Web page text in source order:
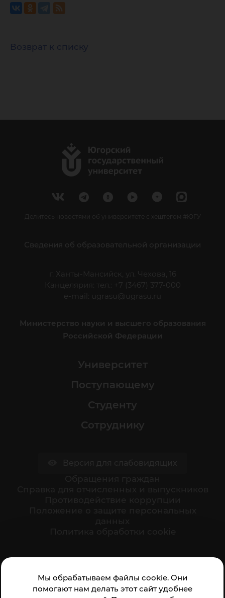
Мы обрабатываем файлы cookie. Они
помогают нам делать этот сайт удобнее
Возврат к списку
Делитесь новостями об университете с хештегом #ЮГУ
Сведения об образовательной организации
г. Ханты-Мансийск, ул. Чехова, 16
Канцелярия: тел.: +7 (3467) 377-000
e-mail:
ugrasu@ugrasu.ru
Министерство науки и высшего образования
Российской Федерации
Университет
Поступающему
Студенту
Сотруднику
организации: